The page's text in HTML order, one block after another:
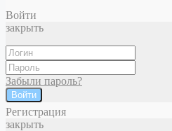
Войти
закрыть
Забыли пароль?
Войти
Регистрация
закрыть